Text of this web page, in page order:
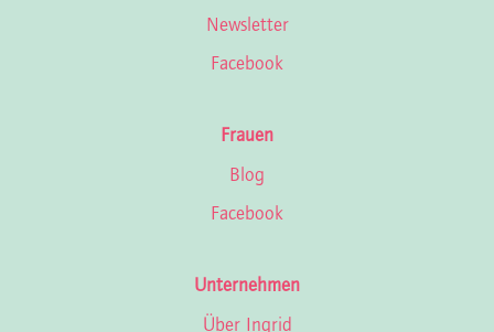
Newsletter
Facebook
Frauen
Blog
Facebook
Unternehmen
Über Ingrid